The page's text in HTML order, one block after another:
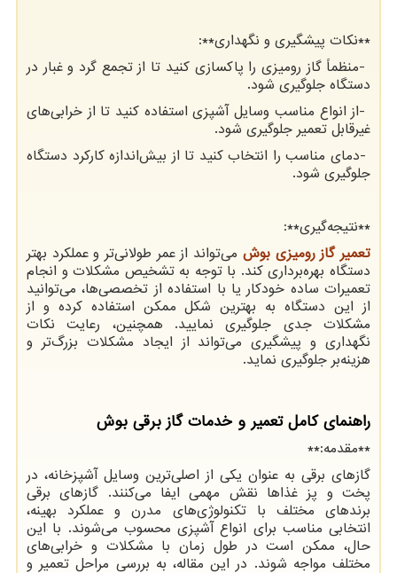
**نکات پیشگیری و نگهداری:**
-منظماً گاز رومیزی را پاکسازی کنید تا از تجمع گرد و غبار در
دستگاه جلوگیری شود.
-از انواع مناسب وسایل آشپزی استفاده کنید تا از خرابی‌های
غیرقابل تعمیر جلوگیری شود.
-دمای مناسب را انتخاب کنید تا از بیش‌اندازه کارکرد دستگاه
جلوگیری شود.
**نتیجه‌گیری:**
تعمیر گاز رومیزی بوش می‌تواند از عمر طولانی‌تر و عملکرد بهتر
دستگاه بهره‌برداری کند. با توجه به تشخیص مشکلات و انجام
تعمیرات ساده خودکار یا با استفاده از تخصصی‌ها، می‌توانید
از این دستگاه به بهترین شکل ممکن استفاده کرده و از
مشکلات جدی جلوگیری نمایید. همچنین، رعایت نکات
نگهداری و پیشگیری می‌تواند از ایجاد مشکلات بزرگ‌تر و
هزینه‌بر جلوگیری نماید.
راهنمای کامل تعمیر و خدمات گاز برقی بوش
**مقدمه:**
گازهای برقی به عنوان یکی از اصلی‌ترین وسایل آشپزخانه، در
پخت و پز غذاها نقش مهمی ایفا می‌کنند. گازهای برقی
برندهای مختلف با تکنولوژی‌های مدرن و عملکرد بهینه،
انتخابی مناسب برای انواع آشپزی محسوب می‌شوند. با این
حال، ممکن است در طول زمان با مشکلات و خرابی‌های
مختلف مواجه شوند. در این مقاله، به بررسی مراحل تعمیر و